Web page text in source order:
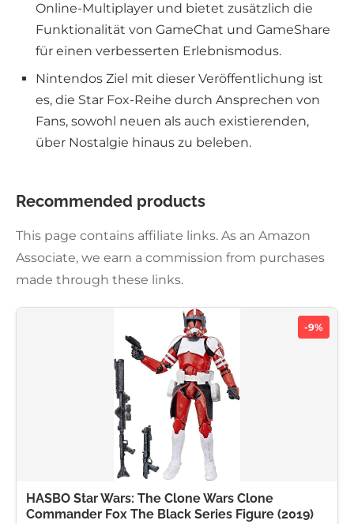
Online-Multiplayer und bietet zusätzlich die
Funktionalität von GameChat und GameShare
für einen verbesserten Erlebnismodus.
Nintendos Ziel mit dieser Veröffentlichung ist
es, die Star Fox-Reihe durch Ansprechen von
Fans, sowohl neuen als auch existierenden,
über Nostalgie hinaus zu beleben.
Recommended products
This page contains affiliate links. As an Amazon
Associate, we earn a commission from purchases
made through these links.
-9%
HASBO Star Wars: The Clone Wars Clone
Commander Fox The Black Series Figure (2019)